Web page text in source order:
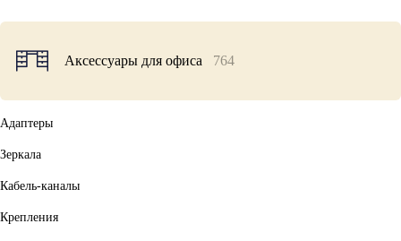
Аксессуары для офиса 764
Адаптеры
Зеркала
Кабель-каналы
Крепления